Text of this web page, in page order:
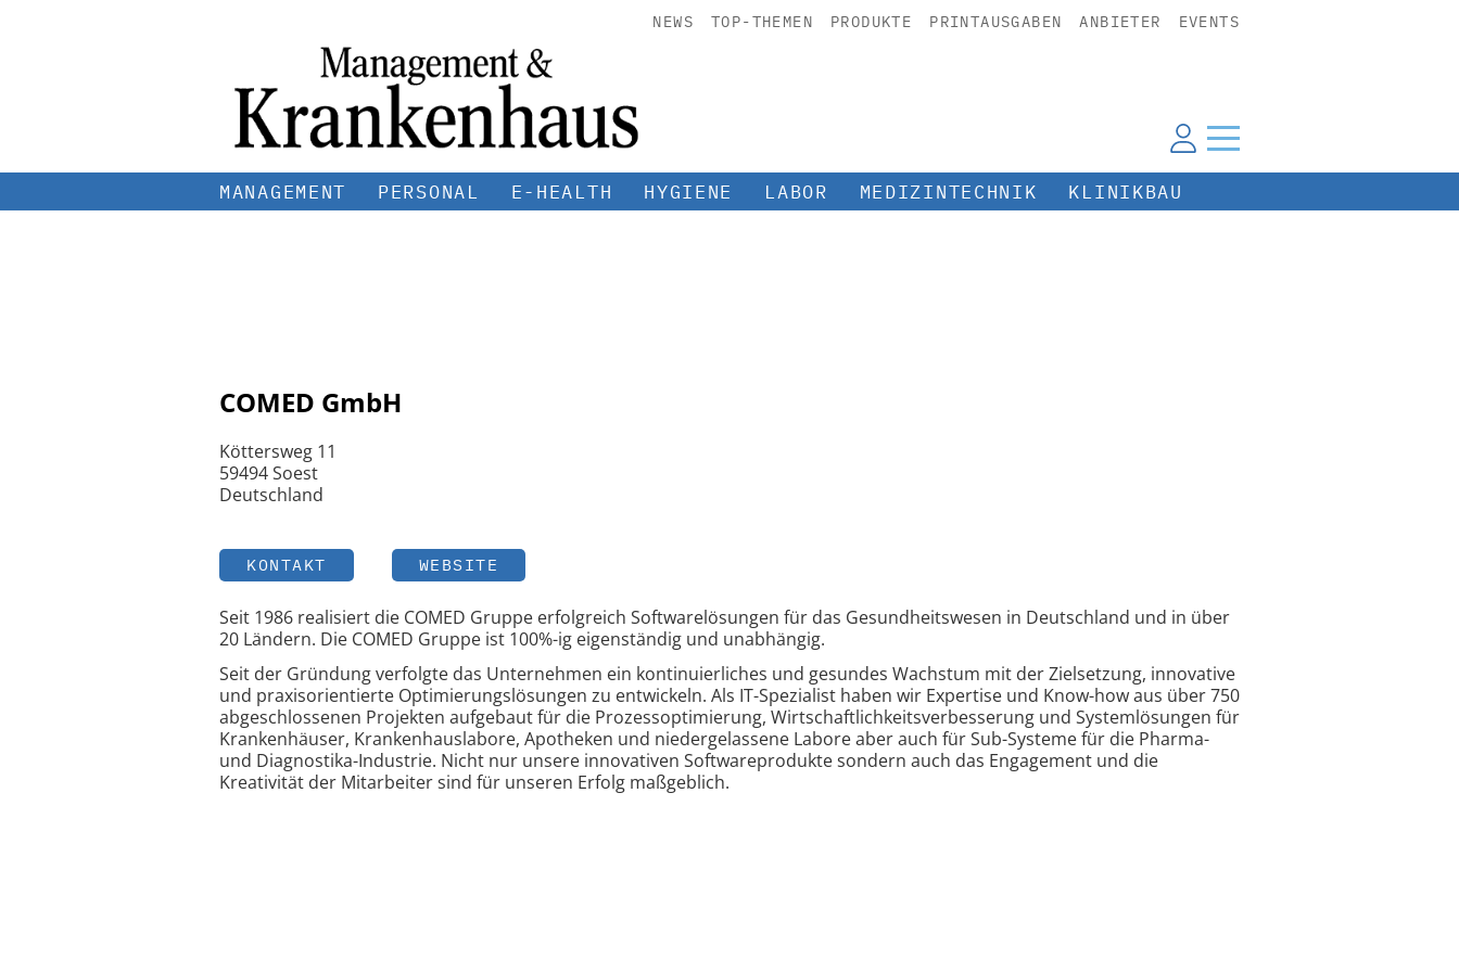
NEWS TOP-THEMEN PRODUKTE PRINTAUSGABEN ANBIETER EVENTS
MANAGEMENT PERSONAL E-HEALTH HYGIENE LABOR MEDIZINTECHNIK KLINIKBAU
COMED GmbH
Köttersweg 11
59494 Soest
Deutschland
KONTAKT WEBSITE
Seit 1986 realisiert die COMED Gruppe erfolgreich Softwarelösungen für das Gesundheitswesen in Deutschland und in über
20 Ländern. Die COMED Gruppe ist 100%-ig eigenständig und unabhängig.
Seit der Gründung verfolgte das Unternehmen ein kontinuierliches und gesundes Wachstum mit der Zielsetzung, innovative
und praxisorientierte Optimierungslösungen zu entwickeln. Als IT-Spezialist haben wir Expertise und Know-how aus über 750
abgeschlossenen Projekten aufgebaut für die Prozessoptimierung, Wirtschaftlichkeitsverbesserung und Systemlösungen für
Krankenhäuser, Krankenhauslabore, Apotheken und niedergelassene Labore aber auch für Sub-Systeme für die Pharma-
und Diagnostika-Industrie. Nicht nur unsere innovativen Softwareprodukte sondern auch das Engagement und die
Kreativität der Mitarbeiter sind für unseren Erfolg maßgeblich.